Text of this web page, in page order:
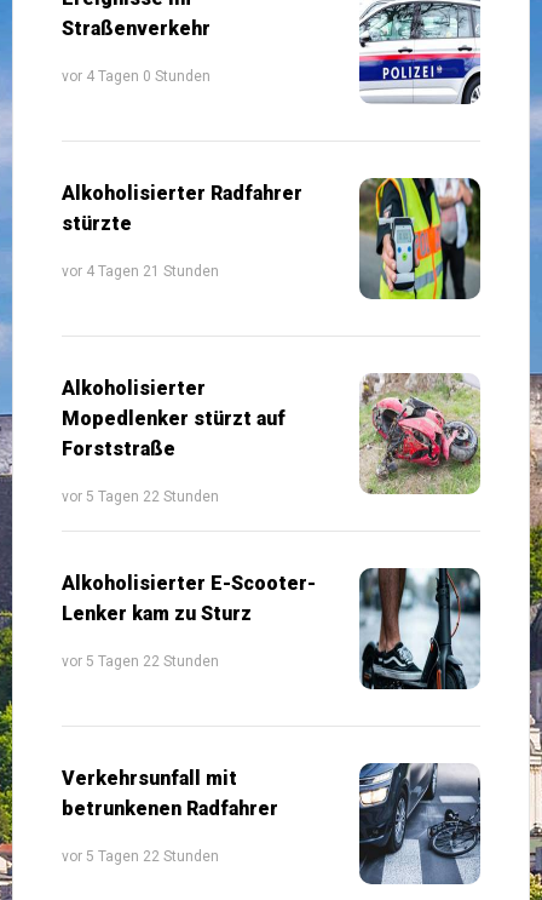
Straßenverkehr
vor 4 Tagen 0 Stunden
Alkoholisierter Radfahrer
stürzte
vor 4 Tagen 21 Stunden
Alkoholisierter
Mopedlenker stürzt auf
Forststraße
vor 5 Tagen 22 Stunden
Alkoholisierter E-Scooter-
Lenker kam zu Sturz
vor 5 Tagen 22 Stunden
Verkehrsunfall mit
betrunkenen Radfahrer
vor 5 Tagen 22 Stunden